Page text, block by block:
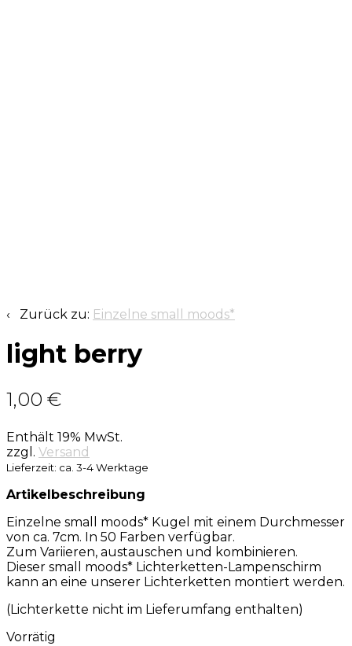
‹ Zurück zu: Einzelne small moods*
light berry
1,00 €
Enthält 19% MwSt.
zzgl. Versand
Lieferzeit: ca. 3-4 Werktage
Artikelbeschreibung
Einzelne small moods* Kugel mit einem Durchmesser
von ca. 7cm. In 50 Farben verfügbar.
Zum Variieren, austauschen und kombinieren.
Dieser small moods* Lichterketten-Lampenschirm
kann an eine unserer Lichterketten montiert werden.
(Lichterkette nicht im Lieferumfang enthalten)
Vorrätig